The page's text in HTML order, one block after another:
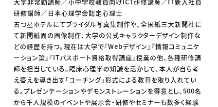
研修講師／日本心理学会認定心理士
五つ星ホテルにてブライダル写真集制作や、全国紙三大新聞社に
て新聞紙面の画像制作、大学の公式キャラクターデザイン制作な
どの経歴を持つ。現在は大学で『Webデザイン』『情報コミュニケ
ーション論』『ITパスポート資格取得講座』授業の他、各種研修講
師を担当している。臨床心理学の知識を活かして、本人が自ら考
え答えを導き出す「コーチング」形式による教育を取り入れてい
る。プレゼンテーションやデモンストレーションを得意とし、500名
から千人規模のイベントや展示会・研修やセミナーも数多く経験